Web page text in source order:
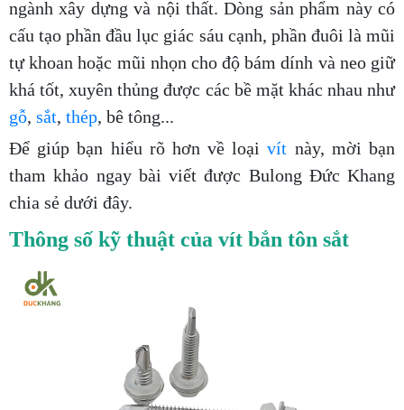
ngành xây dựng và nội thất. Dòng sản phẩm này có
cấu tạo phần đầu lục giác sáu cạnh, phần đuôi là mũi
tự khoan hoặc mũi nhọn cho độ bám dính và neo giữ
khá tốt, xuyên thủng được các bề mặt khác nhau như
gỗ, sắt, thép, bê tông...
Để giúp bạn hiểu rõ hơn về loạivít này, mời bạn
tham khảo ngay bài viết được Bulong Đức Khang
chia sẻ dưới đây.
Thông số kỹ thuật của vít bắn tôn sắt